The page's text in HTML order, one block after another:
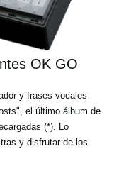
OK GO
y frases vocales
el último álbum de
(*). Lo
y disfrutar de los